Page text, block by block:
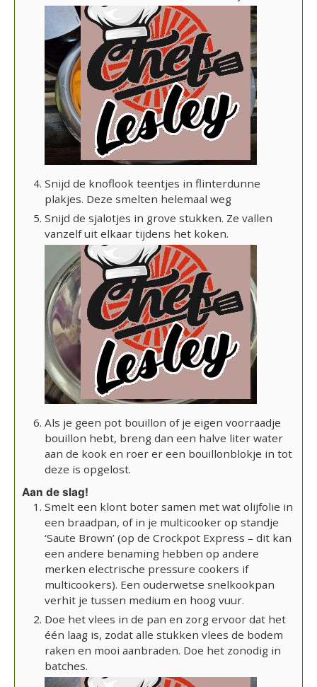
Snijd de knoflook teentjes in flinterdunne
plakjes. Deze smelten helemaal weg
Snijd de sjalotjes in grove stukken. Ze vallen
vanzelf uit elkaar tijdens het koken.
Als je geen pot bouillon of je eigen voorraadje
bouillon hebt, breng dan een halve liter water
aan de kook en roer er een bouillonblokje in tot
deze is opgelost.
Aan de slag!
Smelt een klont boter samen met wat olijfolie in
een braadpan, of in je multicooker op standje
‘Saute Brown’ (op de Crockpot Express – dit kan
een andere benaming hebben op andere
merken electrische pressure cookers if
multicookers). Een ouderwetse snelkookpan
verhit je tussen medium en hoog vuur.
Doe het vlees in de pan en zorg ervoor dat het
één laag is, zodat alle stukken vlees de bodem
raken en mooi aanbraden. Doe het zonodig in
batches.